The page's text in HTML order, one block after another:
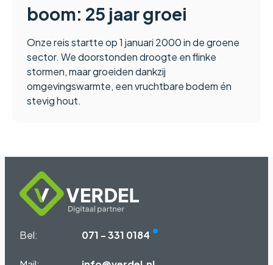
boom: 25 jaar groei
Onze reis startte op 1 januari 2000 in de groene
sector. We doorstonden droogte en flinke
stormen, maar groeiden dankzij
omgevingswarmte, een vruchtbare bodem én
stevig hout.
Bel: 071 - 331 0184